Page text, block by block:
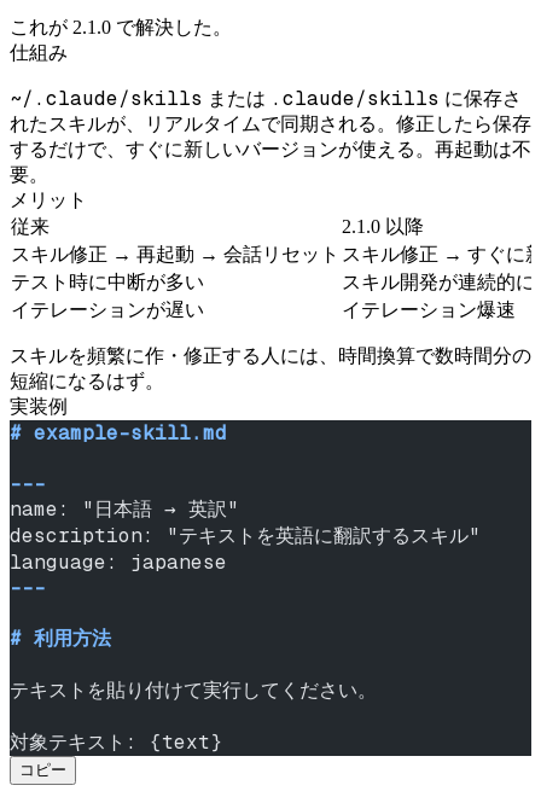
これが 2.1.0 で解決した。
仕組み
~/.claude/skills または .claude/skills に保存さ
れたスキルが、リアルタイムで同期される。修正したら保存
するだけで、すぐに新しいバージョンが使える。再起動は不
要。
メリット
従来
2.1.0 以降
スキル修正 → 再起動 → 会話リセット スキル修正 → すぐに
テスト時に中断が多い
スキル開発が連続的に
イテレーションが遅い
イテレーション爆速
スキルを頻繁に作・修正する人には、時間換算で数時間分の
短縮になるはず。
実装例
# example-skill.md
---
name: "日本語 → 英訳"
description: "テキストを英語に翻訳するスキル"
language: japanese
---
# 利用方法
テキストを貼り付けて実行してください。
対象テキスト: {text}
コピー